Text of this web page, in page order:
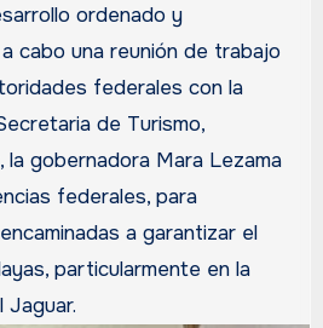
ordenado y
cabo una reunión de trabajo
federales con la
de Turismo,
gobernadora Mara Lezama
federales, para
a garantizar el
particularmente en la
Jaguar.